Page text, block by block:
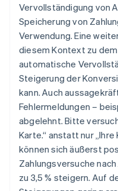
Vervollständigung von
Speicherung von
Verwendung. Eine
diesem Kontext zu
automatische
Steigerung der
kann. Auch
Fehlermeldungen –
abgelehnt. Bitte
Karte.“ anstatt nur
können sich äußerst
Zahlungsversuche
zu 3,5 % steigern. Auf